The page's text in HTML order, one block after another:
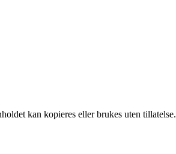
kan kopieres eller brukes uten tillatelse.